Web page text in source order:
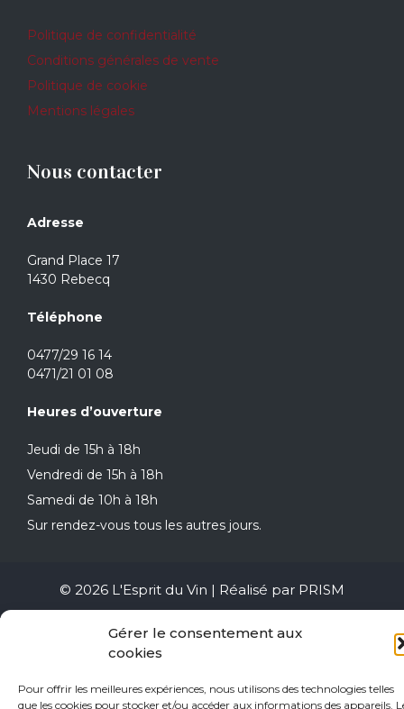
Gérer le consentement aux
cookies
Pour offrir les meilleures expériences, nous utilisons des technologies telles
que les cookies pour stocker et/ou accéder aux informations des appareils.
Politique de confidentialité
Conditions générales de vente
Politique de cookie
Mentions légales
Nous contacter
Adresse
Grand Place 17
1430 Rebecq
Téléphone
0477/29 16 14
0471/21 01 08
Heures d’ouverture
Jeudi de 15h à 18h
Vendredi de 15h à 18h
Samedi de 10h à 18h
Sur rendez-vous tous les autres jours.
© 2026 L'Esprit du Vin | Réalisé par PRISM